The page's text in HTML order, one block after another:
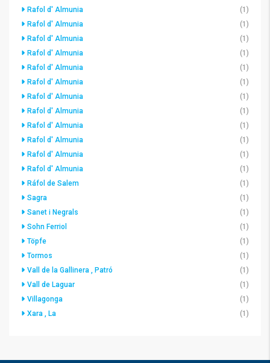
Rafol d' Almunia
(1)
Rafol d' Almunia
(1)
Rafol d' Almunia
(1)
Rafol d' Almunia
(1)
Rafol d' Almunia
(1)
Rafol d' Almunia
(1)
Rafol d' Almunia
(1)
Rafol d' Almunia
(1)
Rafol d' Almunia
(1)
Rafol d' Almunia
(1)
Rafol d' Almunia
(1)
Rafol d' Almunia
(1)
Ráfol de Salem
(1)
Sagra
(1)
Sanet i Negrals
(1)
Sohn Ferriol
(1)
Töpfe
(1)
Tormos
(1)
Vall de la Gallinera , Patró
(1)
Vall de Laguar
(1)
Villagonga
(1)
Xara , La
(1)